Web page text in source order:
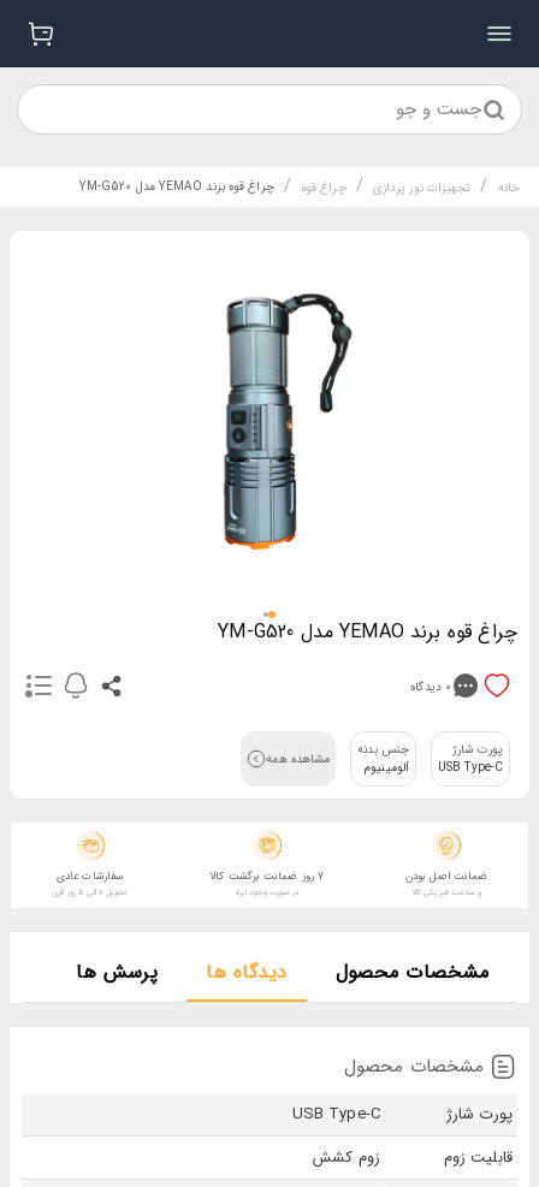
جست و جو
خانه / تجهیزات نور پردازی / چراغ قوه / چراغ قوه برند YEMAO مدل YM-G520
چراغ قوه برند YEMAO مدل YM-G520
0 دیدگاه
پورت شارژ
USB Type-C
جنس بدنه
آلومینیوم
مشاهده همه
ضمانت اصل بودن
و سلامت فیزیکی کالا
7 روز ضمانت برگشت کالا
در صورت وجود ایراد
سفارشات عادی
تحویل 2 الی 5 روز کاری
مشخصات محصول دیدگاه ها پرسش ها
مشخصات محصول
پورت شارژ
USB Type-C
قابلیت زوم
زوم کشش